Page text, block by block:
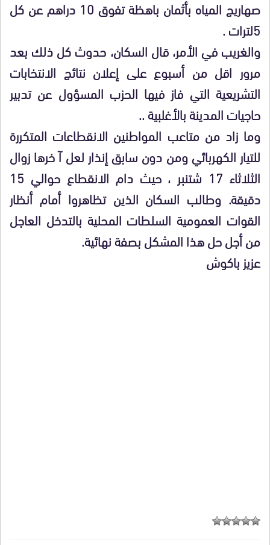
صهاريج المياه بأثمان
باهظة تفوق 10 دراهم عن كل
5لترات
.
والغريب في الأمر، قال السكان، حدوث كل ذلك بعد
مرور اقل من أسبوع على إعلان نتائج الانتخابات
التشريعية التي فاز فيها الحزب المسؤول عن تدبير
حاجيات المدينة بالأغلبية ..
وما زاد من متاعب المواطنين الانقطاعات المتكررة
للتيار الكهربائي ومن دونسابق إنذار لعل آ خرها زوال
الثلاثاء 17 شتنبر ، حيث دام الانقطاع حوالي 15
دقيقة. وطالب السكان الذين تظاهروا أمام أنظار
القوات العمومية السلطات المحلية بالتدخل العاجل
من أجل حل هذاالمشكل بصفة نهائية.
عزيز باكوش